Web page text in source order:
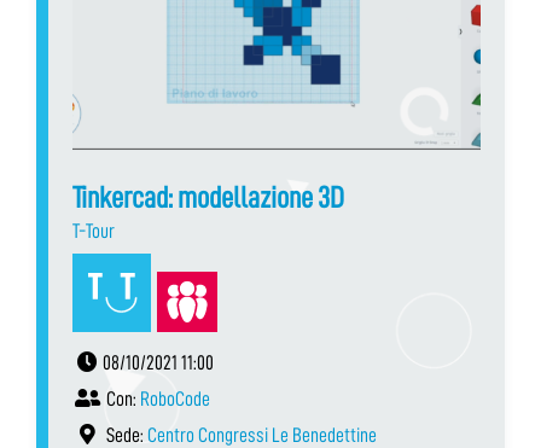
Tinkercad: modellazione 3D
T-Tour
08/10/2021 11:00
Con: RoboCode
Sede: Centro Congressi Le Benedettine